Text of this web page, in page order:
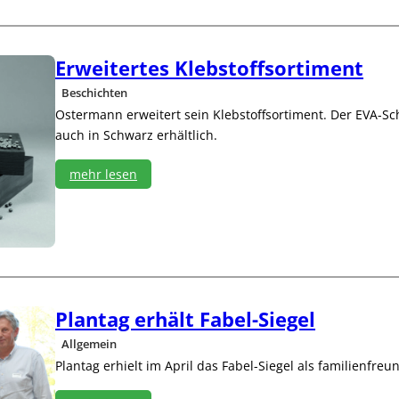
H
m
a
u
r
d
m
i
e
n
e
Erweitertes Klebstoffsortiment
Beschichten
Ostermann erweitert sein Klebstoffsortiment. Der EVA-
auch in Schwarz erhältlich.
mehr lesen
w
i
e
r
t
e
s
Plantag erhält Fabel-Siegel
Allgemein
Plantag erhielt im April das Fabel-Siegel als